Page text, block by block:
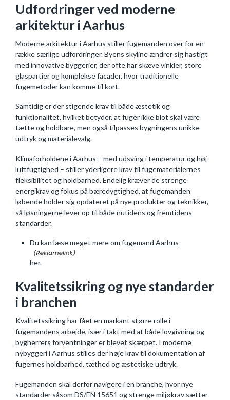
Udfordringer ved moderne
arkitektur i Aarhus
Moderne arkitektur i Aarhus stiller fugemanden over for en
række særlige udfordringer. Byens skyline ændrer sig hastigt
med innovative byggerier, der ofte har skæve vinkler, store
glaspartier og komplekse facader, hvor traditionelle
fugemetoder kan komme til kort.
Samtidig er der stigende krav til både æstetik og
funktionalitet, hvilket betyder, at fuger ikke blot skal være
tætte og holdbare, men også tilpasses bygningens unikke
udtryk og materialevalg.
Klimaforholdene i Aarhus – med udsving i temperatur og høj
luftfugtighed – stiller yderligere krav til fugematerialernes
fleksibilitet og holdbarhed. Endelig kræver de strenge
energikrav og fokus på bæredygtighed, at fugemanden
løbende holder sig opdateret på nye produkter og teknikker,
så løsningerne lever op til både nutidens og fremtidens
standarder.
Du kan læse meget mere om fugemand Aarhus
her.
Kvalitetssikring og nye standarder
i branchen
Kvalitetssikring har fået en markant større rolle i
fugemandens arbejde, især i takt med at både lovgivning og
bygherrers forventninger er blevet skærpet. I moderne
nybyggeri i Aarhus stilles der høje krav til dokumentation af
fugernes holdbarhed, tæthed og æstetiske udtryk.
Fugemanden skal derfor navigere i en branche, hvor nye
standarder såsom DS/EN 15651 og strenge miljøkrav sætter